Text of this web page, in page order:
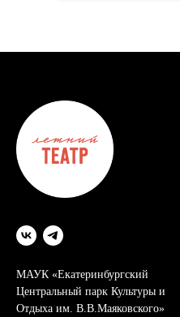
МАУК «Екатеринбургский
Центральный парк Культуры и
Отдыха им. В.В.Маяковского»